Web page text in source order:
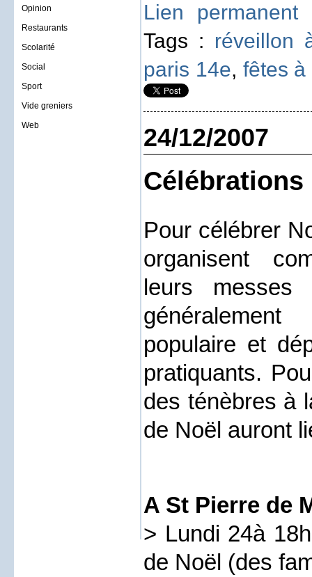
Opinion
Restaurants
Scolarité
Social
Sport
Vide greniers
Web
Lien permanent
Tags : réveillon
paris 14e, fêtes
24/12/2007
Célébrations
Pour célébrer
organisent
leurs
populaire et
pratiquants.
des ténèbres à
de Noël auront
A St Pierre de
> Lundi 24à
de Noël (des